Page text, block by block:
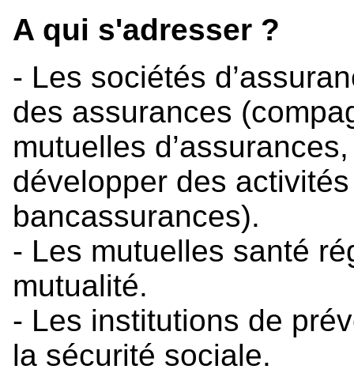
A qui s'adresser ?
- Les sociétés
des assurances
mutuelles
développer des
bancassurances).
- Les mutuelles santé
mutualité.
- Les institutions de
la sécurité sociale.